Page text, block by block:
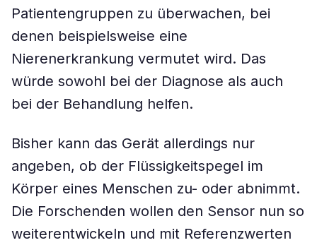
Patientengruppen zu überwachen, bei
denen beispielsweise eine
Nierenerkrankung vermutet wird. Das
würde sowohl bei der Diagnose als auch
bei der Behandlung helfen.
Bisher kann das Gerät allerdings nur
angeben, ob der Flüssigkeitspegel im
Körper eines Menschen zu- oder abnimmt.
Die Forschenden wollen den Sensor nun so
weiterentwickeln und mit Referenzwerten